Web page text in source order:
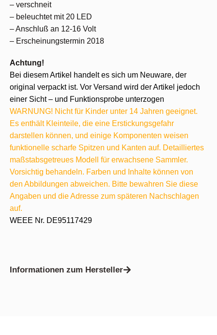
– verschneit
– beleuchtet mit 20 LED
– Anschluß an 12-16 Volt
– Erscheinungstermin 2018
Achtung!
Bei diesem Artikel handelt es sich um Neuware, der
original verpackt ist. Vor Versand wird der Artikel jedoch
einer Sicht – und Funktionsprobe unterzogen
WARNUNG! Nicht für Kinder unter 14 Jahren geeignet.
Es enthält Kleinteile, die eine Erstickungsgefahr
darstellen können, und einige Komponenten weisen
funktionelle scharfe Spitzen und Kanten auf. Detailliertes
maßstabsgetreues Modell für erwachsene Sammler.
Vorsichtig behandeln. Farben und Inhalte können von
den Abbildungen abweichen. Bitte bewahren Sie diese
Angaben und die Adresse zum späteren Nachschlagen
auf.
WEEE Nr. DE95117429
Informationen zum Hersteller